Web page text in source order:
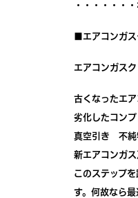
・・・・・・
■エアコンガ
エアコンガスク
古くなったエ
劣化したコンプ
真空引き 不純
新エアコンガ
このステップ
す。何故なら最